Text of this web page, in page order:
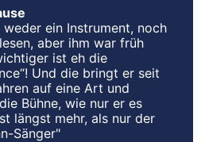
weder ein Instrument, noch
aber ihm war früh
ist eh die
Und die bringt er seit
auf eine Art und
Bühne, wie nur er es
längst mehr, als nur der
Sänger"